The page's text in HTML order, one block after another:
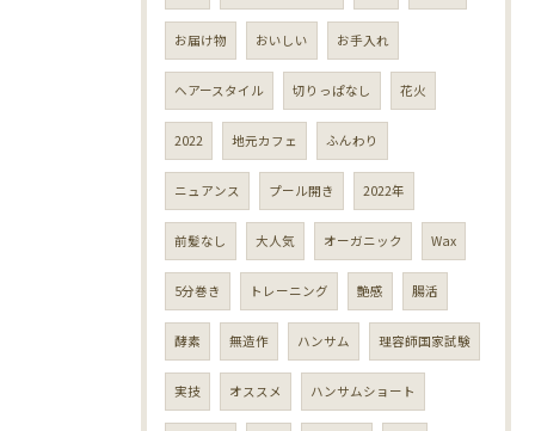
お届け物 おいしい お手入れ
ヘアースタイル 切りっぱなし 花火
2022 地元カフェ ふんわり
ニュアンス プール開き 2022年
前髪なし 大人気 オーガニック Wax
5分巻き トレーニング 艶感 腸活
酵素 無造作 ハンサム 理容師国家試験
実技 オススメ ハンサムショート